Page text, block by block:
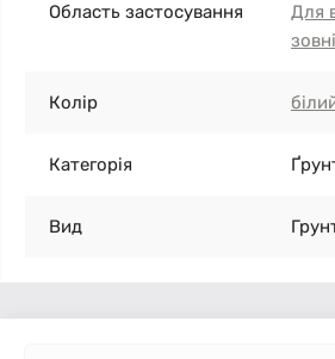
Область застосування
Для
Колір
Категорія
Вид